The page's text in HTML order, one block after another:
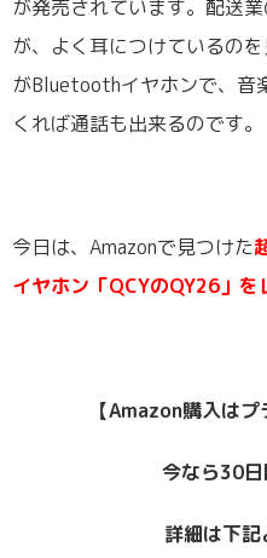
が発売されています。配送
が、よく耳につけているの
がBluetoothイヤホンで、音
くれば通話も出来るのです。
今日は、Amazonで見つけた
イヤホン「QCYのQY26」を
【Amazon購入は
今なら30日
詳細は下記